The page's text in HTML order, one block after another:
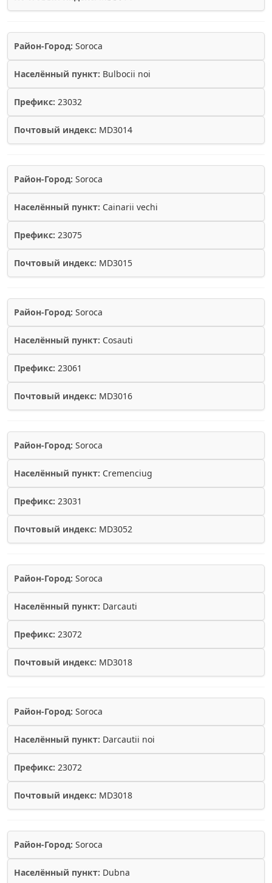
Район-Город: Soroca
Населённый пункт: Bulbocii noi
Префикс: 23032
Почтовый индекс: MD3014
Район-Город: Soroca
Населённый пункт: Cainarii vechi
Префикс: 23075
Почтовый индекс: MD3015
Район-Город: Soroca
Населённый пункт: Cosauti
Префикс: 23061
Почтовый индекс: MD3016
Район-Город: Soroca
Населённый пункт: Cremenciug
Префикс: 23031
Почтовый индекс: MD3052
Район-Город: Soroca
Населённый пункт: Darcauti
Префикс: 23072
Почтовый индекс: MD3018
Район-Город: Soroca
Населённый пункт: Darcautii noi
Префикс: 23072
Почтовый индекс: MD3018
Район-Город: Soroca
Населённый пункт: Dubna